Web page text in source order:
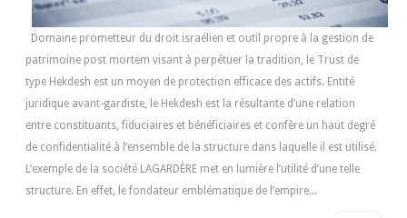
Domaine prometteur du droit israélien et outil propre à la gestion de
patrimoine post mortem visant à perpétuer la tradition, le Trust de
type Hekdesh est un moyen de protection efficace des actifs. Entité
juridique avant-gardiste, le Hekdesh est la résultante d’une relation
entre constituants, fiduciaires et bénéficiaires et confère un haut degré
de confidentialité à l’ensemble de la structure dans laquelle il est utilisé.
L’exemple de la société LAGARDÈRE met en lumière l’utilité d’une telle
structure. En effet, le fondateur emblématique de l’empire...